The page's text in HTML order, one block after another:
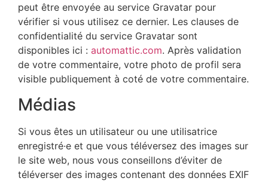
peut être envoyée au service Gravatar pour
vérifier si vous utilisez ce dernier. Les clauses de
confidentialité du service Gravatar sont
disponibles ici : automattic.com. Après validation
de votre commentaire, votre photo de profil sera
visible publiquement à coté de votre commentaire.
Médias
Si vous êtes un utilisateur ou une utilisatrice
enregistré·e et que vous téléversez des images sur
le site web, nous vous conseillons d’éviter de
téléverser des images contenant des données EXIF